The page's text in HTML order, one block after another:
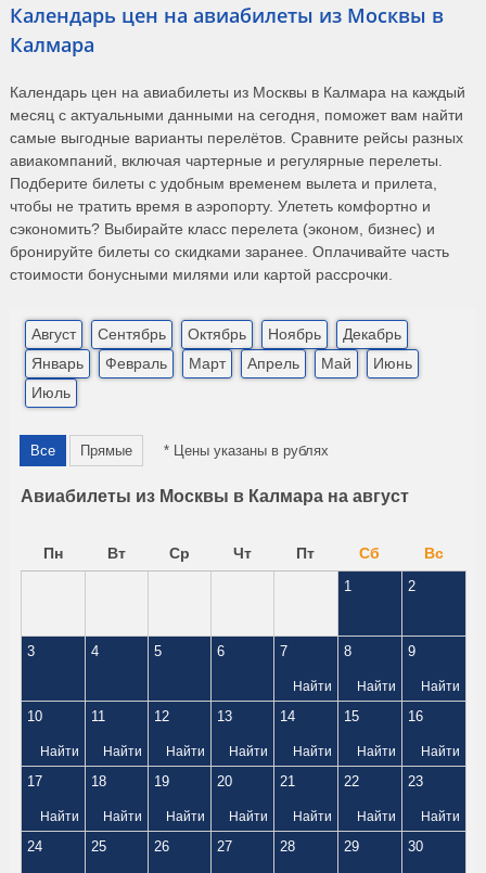
Календарь цен на авиабилеты из Москвы в
Калмара
Календарь цен на авиабилеты из Москвы в Калмара на каждый
месяц с актуальными данными на сегодня, поможет вам найти
самые выгодные варианты перелётов. Сравните рейсы разных
авиакомпаний, включая чартерные и регулярные перелеты.
Подберите билеты с удобным временем вылета и прилета,
чтобы не тратить время в аэропорту. Улететь комфортно и
сэкономить? Выбирайте класс перелета (эконом, бизнес) и
бронируйте билеты со скидками заранее. Оплачивайте часть
стоимости бонусными милями или картой рассрочки.
Август Сентябрь Октябрь Ноябрь
Декабрь
Январь
Февраль Март Апрель Май
Июнь
Июль
Все Прямые * Цены указаны в рублях
Авиабилеты из Москвы в Калмара на август
Пн Вт Ср Чт Пт Сб Вс
1 2
3 4 5 6 7
Найти
8
Найти
9
Найти
10
Найти
11
Найти
12
Найти
13
Найти
14
Найти
15
Найти
16
Найти
17
Найти
18
Найти
19
Найти
20
Найти
21
Найти
22
Найти
23
Найти
24 25 26 27 28 29 30